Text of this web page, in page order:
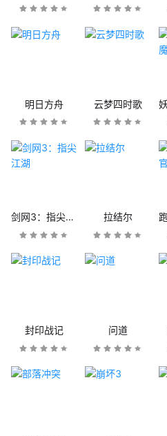
明日方舟 云梦四时歌
剑网3：指尖江湖 拉结尔
封印战记 问道